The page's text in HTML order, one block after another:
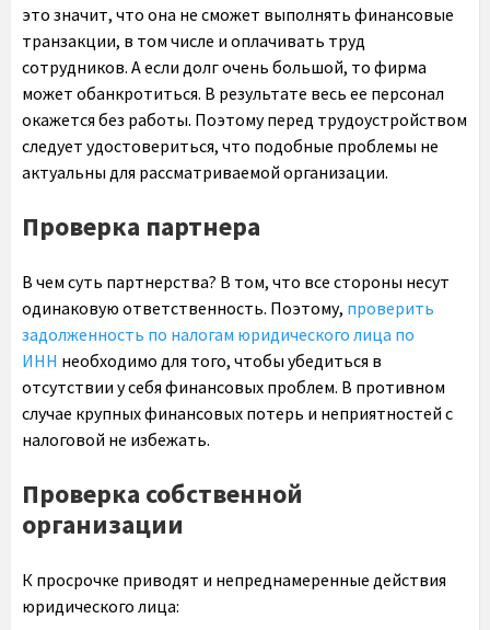
это значит, что она не сможет выполнять финансовые
транзакции, в том числе и оплачивать труд
сотрудников. А если долг очень большой, то фирма
может обанкротиться. В результате весь ее персонал
окажется без работы. Поэтому перед трудоустройством
следует удостовериться, что подобные проблемы не
актуальны для рассматриваемой организации.
Проверка партнера
В чем суть партнерства? В том, что все стороны несут
одинаковую ответственность. Поэтому, проверить
задолженность по налогам юридического лица по
ИНН необходимо для того, чтобы убедиться в
отсутствии у себя финансовых проблем. В противном
случае крупных финансовых потерь и неприятностей с
налоговой не избежать.
Проверка собственной
организации
К просрочке приводят и непреднамеренные действия
юридического лица: